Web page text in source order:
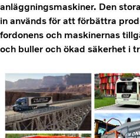
anläggningsmaskiner. Den
in används för att förbättra
fordonens och maskinernas
och buller och ökad säkerhet i